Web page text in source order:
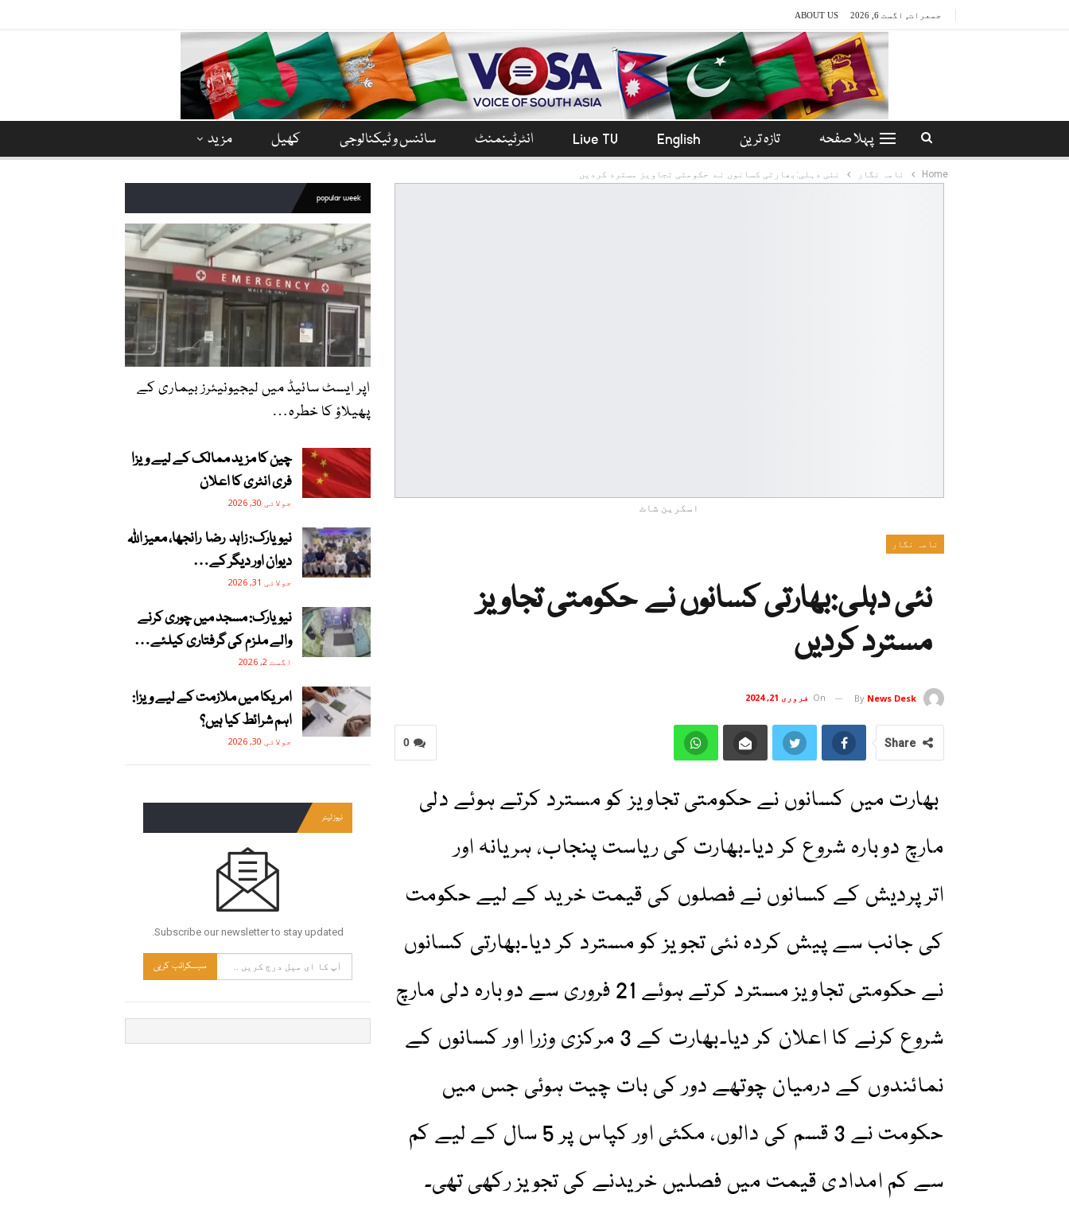
جمعرات, اگست 6, 2026 ABOUT US
پہلا صفحہ تازہ ترین English
Live TV انٹرٹینمنٹ سائنس و ٹیکنالوجی کھیل مزید
Home نامہ نگار نئی دہلی:بھارتی کسانوں نے حکومتی تجاویز مسترد کردیں
اسکرین شاٹ
نامہ نگار
نئی دہلی:بھارتی کسانوں نے حکومتی تجاویز
مسترد کردیں
By News Desk
On فروری 21, 2024
0 Share
بھارت میں کسانوں نے حکومتی تجاویز کو مسترد کرتے ہوئے دلی
مارچ دوبارہ شروع کر دیا۔بھارت کی ریاست پنجاب، ہریانہ اور
اترپردیش کے کسانوں نے فصلوں کی قیمت خرید کے لیے حکومت
کی جانب سے پیش کردہ نئی تجویز کو مسترد کر دیا۔بھارتی کسانوں
نے حکومتی تجاویز مسترد کرتے ہوئے 21 فروری سے دوبارہ دلی مارچ
شروع کرنے کا اعلان کر دیا۔بھارت کے 3 مرکزی وزرا اور کسانوں کے
نمائندوں کے درمیان چوتھے دور کی بات چیت ہوئی جس میں
حکومت نے 3 قسم کی دالوں، مکئی اور کپاس پر 5 سال کے لیے کم
سے کم امدادی قیمت میں فصلیں خریدنے کی تجویز رکھی تھی۔
popular week
اپر ایسٹ سائیڈ میں لیجیونیئرز بیماری کے
پھیلاؤ کا خطرہ…
چین کا مزید ممالک کے لیے ویزا
فری انٹری کا اعلان
جولائی 30, 2026
نیویارک: زاہد رضا رانجھا، معیز اللہ
دیوان اور دیگر کے…
جولائی 31, 2026
نیویارک: مسجد میں چوری کرنے
والے ملزم کی گرفتاری کیلئے…
اگست 2, 2026
امریکا میں ملازمت کے لیے ویزا:
اہم شرائط کیا ہیں؟
جولائی 30, 2026
نیوز لیٹر
Subscribe our newsletter to stay updated.
سبسکرائب کریں